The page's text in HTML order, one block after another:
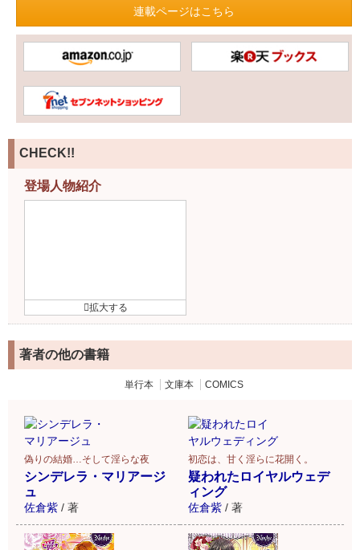
連載ページはこちら
CHECK!!
登場人物紹介
著者の他の書籍
単行本 文庫本 COMICS
偽りの結婚…そして淫らな夜
シンデレラ・マリアージ
ュ
佐倉紫 / 著
初恋は、甘く淫らに花開く。
疑われたロイヤルウェデ
ィング
佐倉紫 / 著